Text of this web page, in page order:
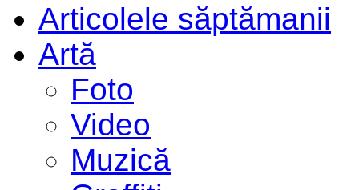
Articolele săptămanii
Artă
Foto
Video
Muzică